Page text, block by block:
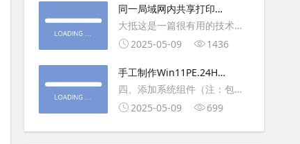
久，打开任务管理器5秒钟。一
般重启下电脑就可以了或重启
下资源管理器(explorer.exe进
程).
同一局域网内共享打印机
的连接及相关问题解决方
法
大抵这是一篇很有用的技术教
程文章吧！涉及的内容普遍而
不自觉地点赞收藏吧~包含内容
有：共享前的准备工作在设置
打印机共享之前，你得先确保
两台电脑
2025-05-09 1436
手工制作Win11PE.24H2
LTSC2024详细教程2
四、添加系统组件（注：包含
DWM、BitLocker解锁、MMC
2025-05-09 699